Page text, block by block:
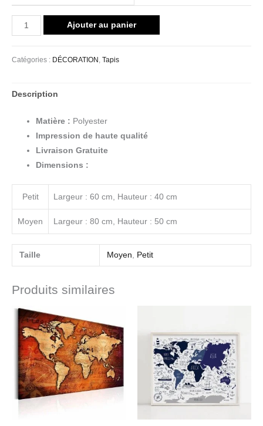
Ajouter au panier
Catégories : DÉCORATION , Tapis
Description
Matière : Polyester
Impression de haute qualité
Livraison Gratuite
Dimensions :
Petit Largeur : 60 cm, Hauteur : 40 cm
Moyen Largeur : 80 cm, Hauteur : 50 cm
Taille Moyen Petit
Produits similaires
de
prix :
33.99€
à
53.99€
23.99€
à
63.99€